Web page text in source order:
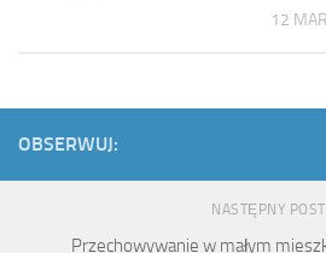
12
OBSERWUJ:
NASTĘPNY POST
Przechowywanie w małym